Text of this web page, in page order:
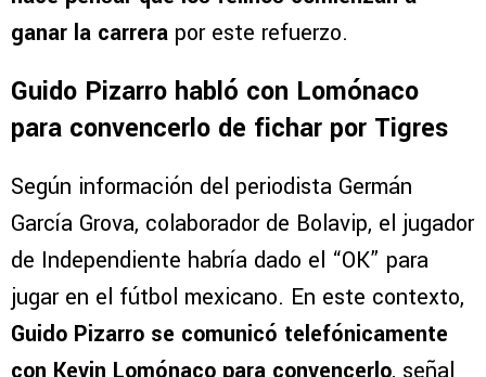
realizado una oferta de entre 5 y 6 millones.
hace pensar que los felinos comienzan a
ganar la carrerapor este refuerzo.
Guido Pizarro habló con Lomónaco
para convencerlo de fichar por Tigres
Según información del periodista Germán
García Grova, colaborador de Bolavip, el jugador
de Independiente habría dado el “OK” para